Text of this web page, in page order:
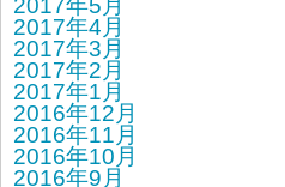
2017年5月
2017年4月
2017年3月
2017年2月
2017年1月
2016年12月
2016年11月
2016年10月
2016年9月